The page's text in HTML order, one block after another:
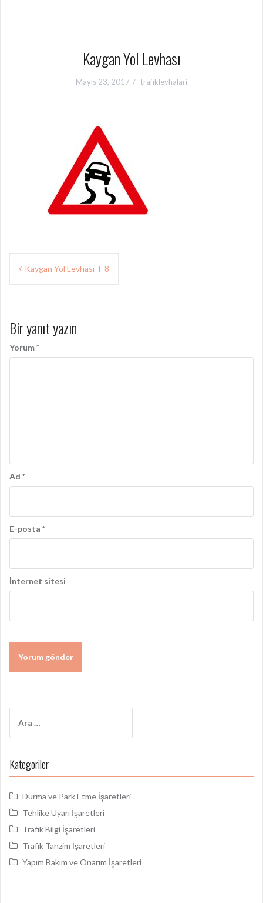
Kaygan Yol Levhası
Mayıs 23, 2017 trafiklevhalari
Yazı
gezinmesi
Kaygan Yol Levhası T-8
Bir yanıt yazın
Yorum*
Ad *
E-posta *
İnternet sitesi
Kategoriler
Durma ve Park Etme İşaretleri
Tehlike Uyarı İşaretleri
Trafik Bilgi İşaretleri
Trafik Tanzim İşaretleri
Yapım Bakım ve Onarım İşaretleri